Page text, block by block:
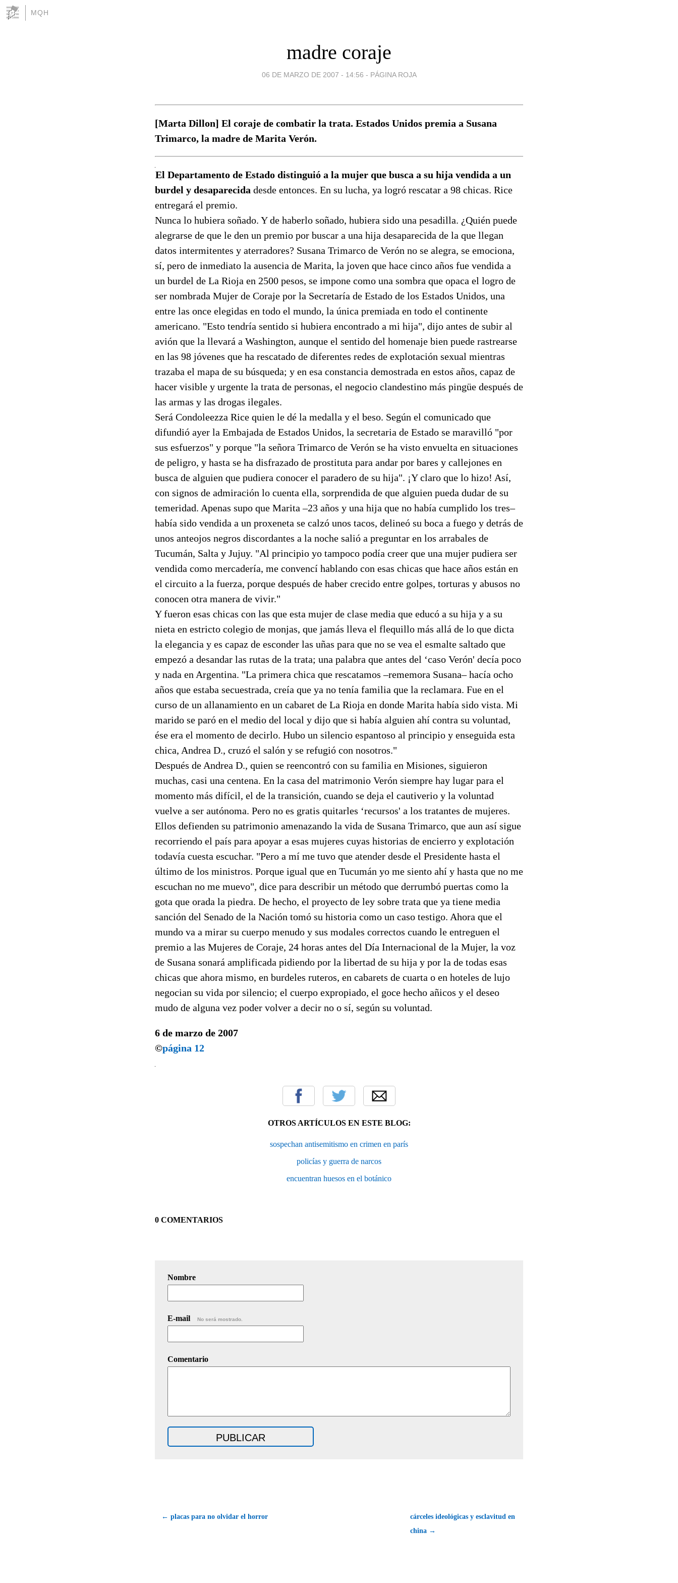
MQH
madre coraje
06 DE MARZO DE 2007 - 14:56 - PÁGINA ROJA
[Marta Dillon] El coraje de combatir la trata. Estados Unidos premia a Susana
Trimarco, la madre de Marita Verón.
El Departamento de Estado distinguió a la mujer que busca a su hija vendida a un
burdel y desaparecida desde entonces. En su lucha, ya logró rescatar a 98 chicas. Rice
entregará el premio.
Nunca lo hubiera soñado. Y de haberlo soñado, hubiera sido una pesadilla. ¿Quién puede
alegrarse de que le den un premio por buscar a una hija desaparecida de la que llegan
datos intermitentes y aterradores? Susana Trimarco de Verón no se alegra, se emociona,
sí, pero de inmediato la ausencia de Marita, la joven que hace cinco años fue vendida a
un burdel de La Rioja en 2500 pesos, se impone como una sombra que opaca el logro de
ser nombrada Mujer de Coraje por la Secretaría de Estado de los Estados Unidos, una
entre las once elegidas en todo el mundo, la única premiada en todo el continente
americano. "Esto tendría sentido si hubiera encontrado a mi hija", dijo antes de subir al
avión que la llevará a Washington, aunque el sentido del homenaje bien puede rastrearse
en las 98 jóvenes que ha rescatado de diferentes redes de explotación sexual mientras
trazaba el mapa de su búsqueda; y en esa constancia demostrada en estos años, capaz de
hacer visible y urgente la trata de personas, el negocio clandestino más pingüe después de
las armas y las drogas ilegales.
Será Condoleezza Rice quien le dé la medalla y el beso. Según el comunicado que
difundió ayer la Embajada de Estados Unidos, la secretaria de Estado se maravilló "por
sus esfuerzos" y porque "la señora Trimarco de Verón se ha visto envuelta en situaciones
de peligro, y hasta se ha disfrazado de prostituta para andar por bares y callejones en
busca de alguien que pudiera conocer el paradero de su hija". ¡Y claro que lo hizo! Así,
con signos de admiración lo cuenta ella, sorprendida de que alguien pueda dudar de su
temeridad. Apenas supo que Marita –23 años y una hija que no había cumplido los tres–
había sido vendida a un proxeneta se calzó unos tacos, delineó su boca a fuego y detrás de
unos anteojos negros discordantes a la noche salió a preguntar en los arrabales de
Tucumán, Salta y Jujuy. "Al principio yo tampoco podía creer que una mujer pudiera ser
vendida como mercadería, me convencí hablando con esas chicas que hace años están en
el circuito a la fuerza, porque después de haber crecido entre golpes, torturas y abusos no
conocen otra manera de vivir."
Y fueron esas chicas con las que esta mujer de clase media que educó a su hija y a su
nieta en estricto colegio de monjas, que jamás lleva el flequillo más allá de lo que dicta
la elegancia y es capaz de esconder las uñas para que no se vea el esmalte saltado que
empezó a desandar las rutas de la trata; una palabra que antes del ‘caso Verón' decía poco
y nada en Argentina. "La primera chica que rescatamos –rememora Susana– hacía ocho
años que estaba secuestrada, creía que ya no tenía familia que la reclamara. Fue en el
curso de un allanamiento en un cabaret de La Rioja en donde Marita había sido vista. Mi
marido se paró en el medio del local y dijo que si había alguien ahí contra su voluntad,
ése era el momento de decirlo. Hubo un silencio espantoso al principio y enseguida esta
chica, Andrea D., cruzó el salón y se refugió con nosotros."
Después de Andrea D., quien se reencontró con su familia en Misiones, siguieron
muchas, casi una centena. En la casa del matrimonio Verón siempre hay lugar para el
momento más difícil, el de la transición, cuando se deja el cautiverio y la voluntad
vuelve a ser autónoma. Pero no es gratis quitarles ‘recursos' a los tratantes de mujeres.
Ellos defienden su patrimonio amenazando la vida de Susana Trimarco, que aun así sigue
recorriendo el país para apoyar a esas mujeres cuyas historias de encierro y explotación
todavía cuesta escuchar. "Pero a mí me tuvo que atender desde el Presidente hasta el
último de los ministros. Porque igual que en Tucumán yo me siento ahí y hasta que no me
escuchan no me muevo", dice para describir un método que derrumbó puertas como la
gota que orada la piedra. De hecho, el proyecto de ley sobre trata que ya tiene media
sanción del Senado de la Nación tomó su historia como un caso testigo. Ahora que el
mundo va a mirar su cuerpo menudo y sus modales correctos cuando le entreguen el
premio a las Mujeres de Coraje, 24 horas antes del Día Internacional de la Mujer, la voz
de Susana sonará amplificada pidiendo por la libertad de su hija y por la de todas esas
chicas que ahora mismo, en burdeles ruteros, en cabarets de cuarta o en hoteles de lujo
negocian su vida por silencio; el cuerpo expropiado, el goce hecho añicos y el deseo
mudo de alguna vez poder volver a decir no o sí, según su voluntad.
6 de marzo de 2007
©página 12
OTROS ARTÍCULOS EN ESTE BLOG:
sospechan antisemitismo en crimen en parís
policías y guerra de narcos
encuentran huesos en el botánico
0 COMENTARIOS
Nombre
E-mail No será mostrado.
Comentario
← placas para no olvidar el horror
cárceles ideológicas y esclavitud en
china →